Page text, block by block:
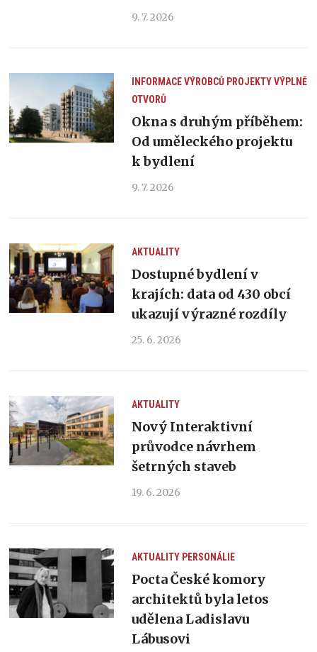
9. 7. 2026
INFORMACE VÝROBCŮ PROJEKTYVÝPLNĚ
OTVORŮ
Okna s druhým příběhem:
Od uměleckého projektu
k bydlení
9. 7. 2026
AKTUALITY
Dostupné bydlení v
krajích: data od 430 obcí
ukazují výrazné rozdíly
25. 6. 2026
AKTUALITY
Nový Interaktivní
průvodce návrhem
šetrných staveb
19. 6. 2026
AKTUALITY PERSONÁLIE
Pocta České komory
architektů byla letos
udělena Ladislavu
Lábusovi